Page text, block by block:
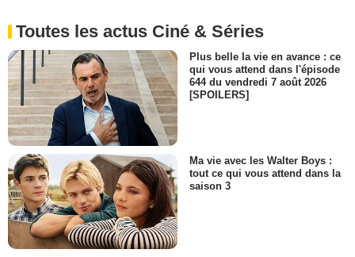
Toutes les actus Ciné & Séries
Plus belle la vie en avance : ce
qui vous attend dans l'épisode
644 du vendredi 7 août 2026
[SPOILERS]
Ma vie avec les Walter Boys :
tout ce qui vous attend dans la
saison 3